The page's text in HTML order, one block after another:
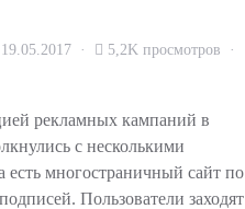
19.05.2017
5,2K просмотров
рекламных кампаний в
с несколькими
многостраничный сайт по
Пользователи заходят